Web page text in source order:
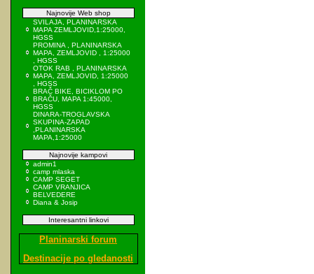
Najnovije Web shop
SVILAJA, PLANINARSKA
MAPA ZEMLJOVID,1:25000,
HGSS
PROMINA , PLANINARSKA
MAPA, ZEMLJOVID , 1:25000
, HGSS
OTOK RAB , PLANINARSKA
MAPA, ZEMLJOVID, 1:25000
, HGSS
BRAČ BIKE, BICIKLOM PO
BRAČU, MAPA 1:45000,
HGSS
DINARA-TROGLAVSKA
SKUPINA-ZAPAD
,PLANINARSKA
MAPA,1:25000
Najnovije kampovi
admin1
camp mlaska
CAMP SEGET
CAMP VRANJICA
BELVEDERE
Diana & Josip
Interesantni linkovi
Planinarski forum
Destinacije po gledanosti